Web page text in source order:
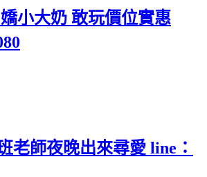
小大奶 敢玩價位實惠
老師夜晚出來尋愛 line：